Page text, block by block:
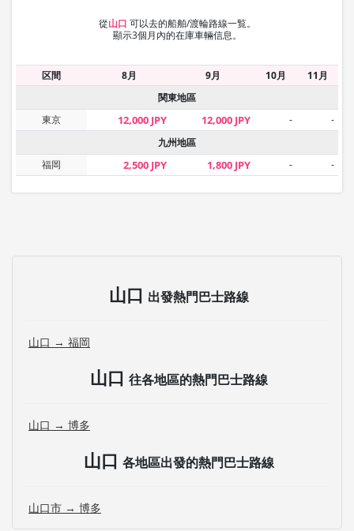
從山口 可以去的船舶/渡輪路線一覧。
顯示3個月內的在庫車輛信息。
区間 8月 9月 10月
11月
関東地區
東京
12,000 JPY 12,000 JPY -
-
九州地區
福岡
2,500 JPY 1,800 JPY - -
山口 出發熱門巴士路線
山口 → 福岡
山口 往各地區的熱門巴士路線
山口 → 博多
山口 各地區出發的熱門巴士路線
山口市 → 博多